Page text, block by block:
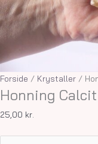
Forside / Krystaller /
Honning
25,00 kr.